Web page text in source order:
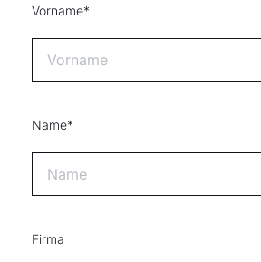
Vorname*
Name*
Firma
Servus!
Service kontaktieren